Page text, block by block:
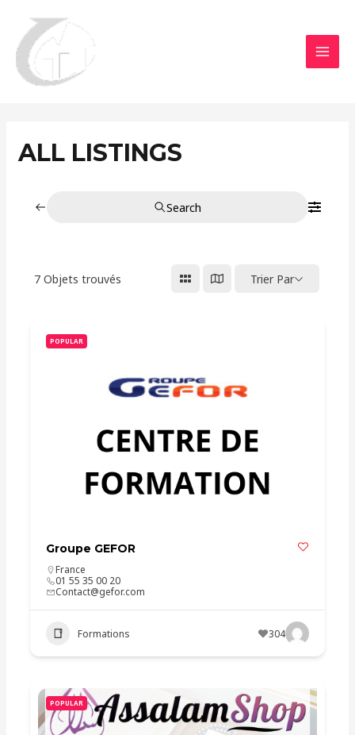
contenu
ALL LISTINGS
Search
7 Objets trouvés Trier Par
POPULAR
Groupe GEFOR
France
01 55 35 00 20
Contact@gefor.com
Formations 304
POPULAR